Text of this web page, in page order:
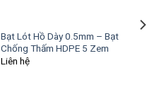
Bạt Lót Hồ Dày 0.5mm – Bạt
Chống Thấm HDPE 5 Zem
Liên hệ